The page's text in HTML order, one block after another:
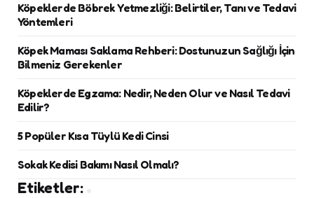
Köpeklerde Böbrek Yetmezliği: Belirtiler, Tanı ve Tedavi
Yöntemleri
Köpek Maması Saklama Rehberi: Dostunuzun Sağlığı İçin
Bilmeniz Gerekenler
Köpeklerde Egzama: Nedir, Neden Olur ve Nasıl Tedavi
Edilir?
5 Popüler Kısa Tüylü Kedi Cinsi
Sokak Kedisi Bakımı Nasıl Olmalı?
Etiketler: